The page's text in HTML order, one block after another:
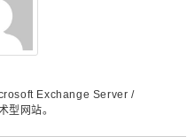
Exchange Server /
型网站。